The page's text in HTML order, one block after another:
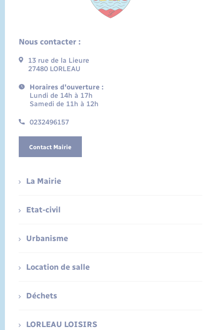
Nous contacter :
13 rue de la Lieure
27480 LORLEAU
Horaires d'ouverture :
Lundi de 14h à 17h
Samedi de 11h à 12h
0232496157
Contact Mairie
La Mairie
Etat-civil
Urbanisme
Location de salle
Déchets
LORLEAU LOISIRS